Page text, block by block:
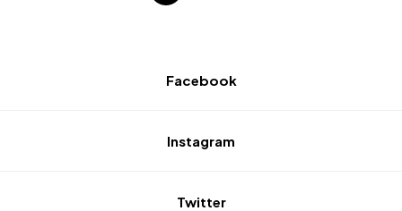
Facebook
Instagram
Twitter